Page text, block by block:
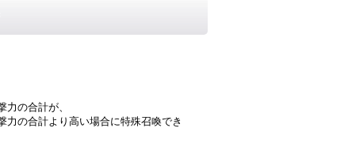
の合計が、
力の合計より高い場合に特殊召喚でき